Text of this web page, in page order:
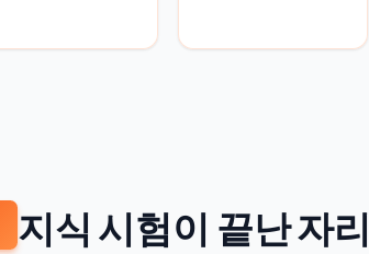
지식 시험이 끝난 자리